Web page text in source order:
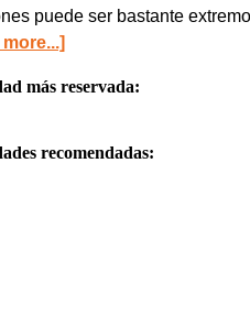
puede ser bastante
más reservada:
recomendadas: